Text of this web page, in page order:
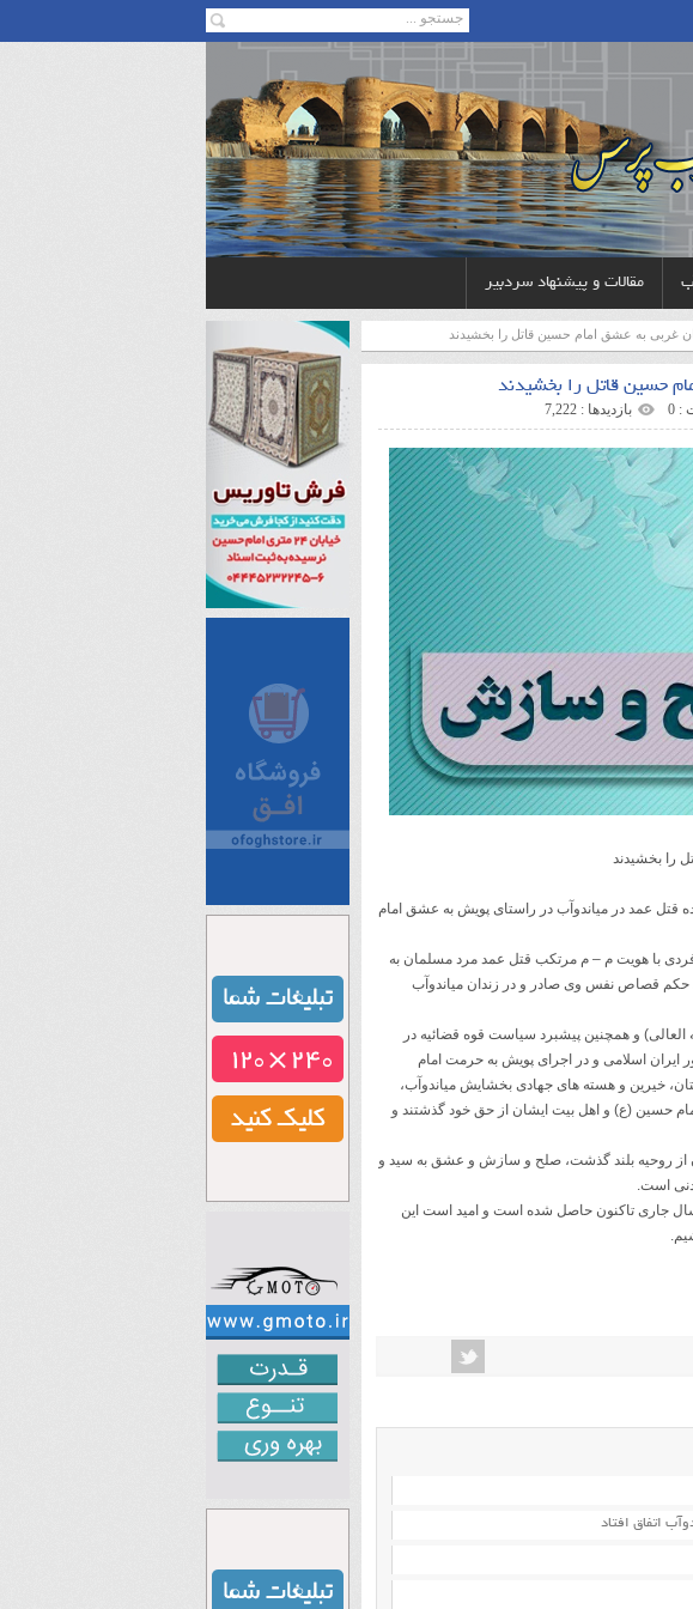
مقالات و پیشنهاد سردبیر
غربی به عشق امام حسین قاتل را بخشیدند
حسین قاتل را بخشیدند
0 بازدیدها : 7,222
را بخشیدند
قتل عمد در میاندوآب در راستای پویش به عشق امام
ناصر عتباتی با اعلام این خبر بیان داشت: در سال 1400 فردی با هویت م – م مرتکب قتل عمد مرد مسلمان به
قصاص نفس وی صادر و در زندان میاندوآب
العالی) و همچنین پیشبرد سیاست قوه قضائیه در
اسلامی و در اجرای پویش به حرمت امام
خیرین و هسته های جهادی بخشایش میاندوآب،
حسین (ع) و اهل بیت ایشان از حق خود گذشتند و
از روحیه بلند گذشت، صلح و سازش و عشق به سید و
است.
جاری تاکنون حاصل شده است و امید است این
اتفاق افتاد